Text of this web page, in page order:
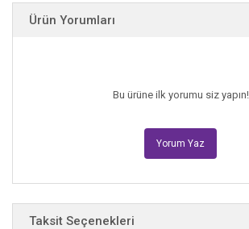
Ürün Yorumları
Bu ürüne ilk yorumu siz yapın!
Yorum Yaz
Taksit Seçenekleri